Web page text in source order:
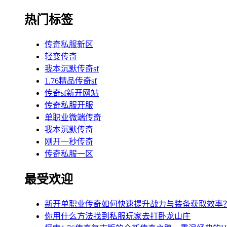
热门标签
传奇私服新区
轻变传奇
我本沉默传奇sf
1.76精品传奇sf
传奇sf新开网站
传奇私服开服
单职业微端传奇
我本沉默传奇
刚开一秒传奇
传奇私服一区
最受欢迎
新开单职业传奇如何快速提升战力与装备获取效率
你用什么方法找到私服玩家去打卧龙山庄